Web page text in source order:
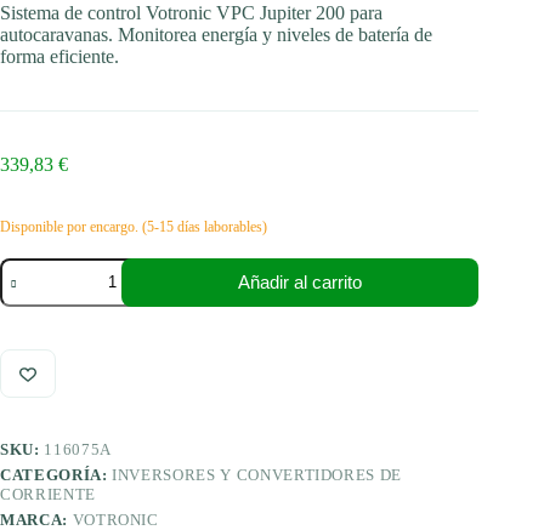
Sistema de control Votronic VPC Jupiter 200 para
autocaravanas. Monitorea energía y niveles de batería de
forma eficiente.
339,83 €
Disponible por encargo. (5-15 días laborables)
Votronic
VPC
Jupiter
juego
completo
con
tierra
35
mm².
cantidad
Añadir al carrito
SKU: 116075A
CATEGORÍA:INVERSORES Y CONVERTIDORES DE
CORRIENTE
MARCA: VOTRONIC